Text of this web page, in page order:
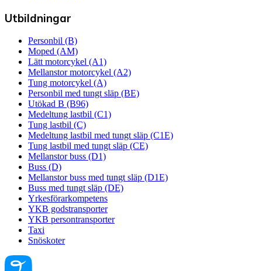
Utbildningar
Personbil (B)
Moped (AM)
Lätt motorcykel (A1)
Mellanstor motorcykel (A2)
Tung motorcykel (A)
Personbil med tungt släp (BE)
Utökad B (B96)
Medeltung lastbil (C1)
Tung lastbil (C)
Medeltung lastbil med tungt släp (C1E)
Tung lastbil med tungt släp (CE)
Mellanstor buss (D1)
Buss (D)
Mellanstor buss med tungt släp (D1E)
Buss med tungt släp (DE)
Yrkesförarkompetens
YKB godstransporter
YKB persontransporter
Taxi
Snöskoter